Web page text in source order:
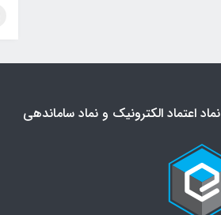
نماد اعتماد الکترونیک و نماد ساماندهی